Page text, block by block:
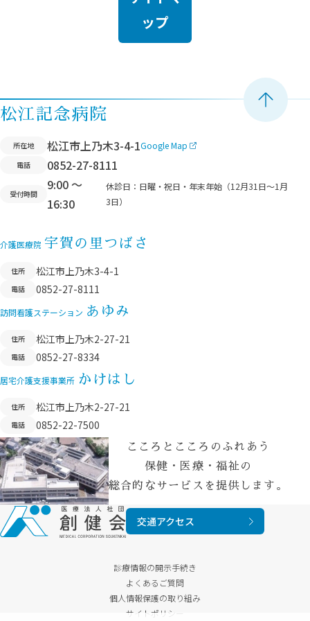
ップ
ペ
ッ
松江記念病院
所在地 松江市上乃木3-4-1Google Map
電話 0852-27-8111
受付時間
9:00 ～
16:30
休診日： 日曜・祝日・年末年始（12月31日〜1月
3日）
介護医療院 宇賀の里つばさ
住所 松江市上乃木3-4-1
電話 0852-27-8111
訪問看護ステーション あゆみ
住所 松江市上乃木2-27-21
電話 0852-27-8334
居宅介護支援事業所 かけはし
住所 松江市上乃木2-27-21
電話 0852-22-7500
こころとこころのふれあう
保健・医療・福祉の
総合的なサービスを提供します。
交通アクセス
診療情報の開示手続き
よくあるご質問
個人情報保護の取り組み
サイトポリシー